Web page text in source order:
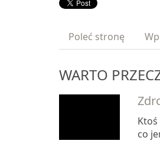
Poleć stronę
WARTO
co